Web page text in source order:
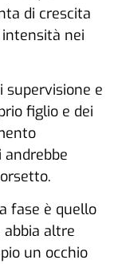
di crescita
nei
supervisione e
figlio e dei
fase è quello
altre
un occhio